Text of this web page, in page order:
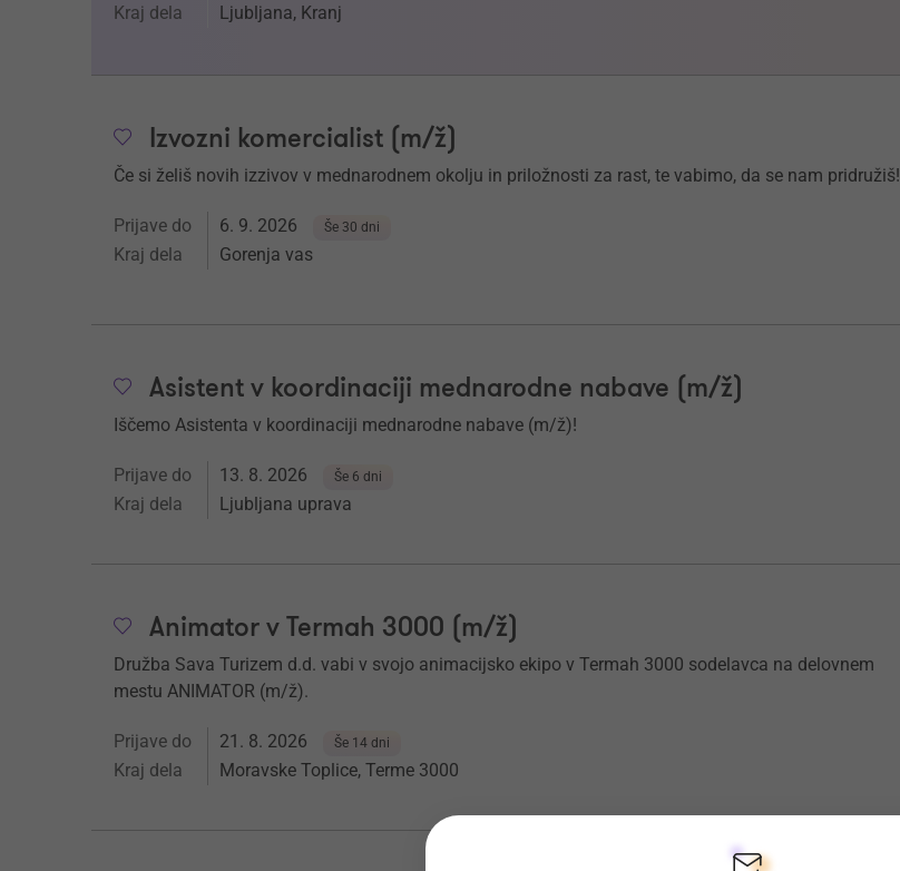
Kraj dela Ljubljana, Kranj
Izvozni komercialist (m/ž)
Če si želiš novih izzivov v mednarodnem okolju in priložnosti za rast, te vabimo, da se nam pridružiš!
Prijave do 6. 9. 2026 Še 30 dni
Kraj dela Gorenja vas
Asistent v koordinaciji mednarodne nabave (m/ž)
Iščemo Asistenta v koordinaciji mednarodne nabave (m/ž)!
Prijave do 13. 8. 2026 Še 6 dni
Kraj dela Ljubljana uprava
Animator v Termah 3000 (m/ž)
Družba Sava Turizem d.d. vabi v svojo animacijsko ekipo v Termah 3000 sodelavca na delovnem
mestu ANIMATOR (m/ž).
Prijave do 21. 8. 2026 Še 14 dni
Kraj dela Moravske Toplice, Terme 3000